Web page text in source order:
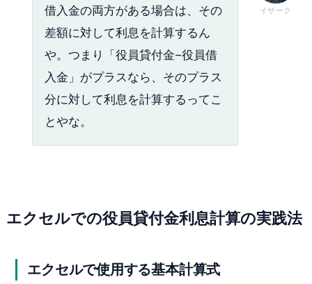
イザーク
借入金の両方がある場合は、その
差額に対して利息を計算するん
や。つまり「役員貸付金−役員借
入金」がプラスなら、そのプラス
分に対して利息を計算するってこ
とやな。
エクセルでの役員貸付金利息計算の実践法
エクセルで使用する基本計算式